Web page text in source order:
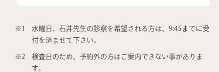
※1 水曜日、石井先生の診察を希望される方は、9:45までに受
付を済ませて下さい。
※2
検査日のため、予約外の方はご案内できない事がありま
す。